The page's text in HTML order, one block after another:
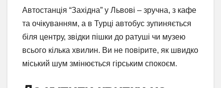
Автостанція “Західна” у Львові – зручна, з кафе
та очікуванням, а в Турці автобус зупиняється
біля центру, звідки пішки до ратуші чи музею
всього кілька хвилин. Ви не повірите, як швидко
міський шум змінюється гірським спокоєм.